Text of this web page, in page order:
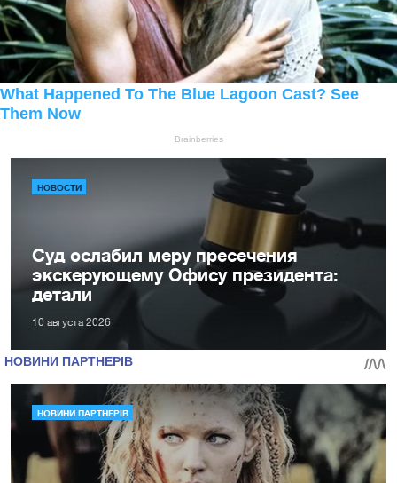
НОВОСТИ
Суд ослабил меру пресечения
экскерующему Офису президента:
детали
10 августа 2026